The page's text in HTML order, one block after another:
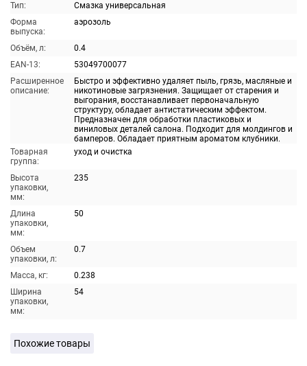
Тип:
Смазка универсальная
Форма
выпуска:
аэрозоль
Объём, л:
0.4
EAN-13:
53049700077
Расширенное
описание:
Быстро и эффективно удаляет пыль, грязь, масляные и
никотиновые загрязнения. Защищает от старения и
выгорания, восстанавливает первоначальную
структуру, обладает антистатическим эффектом.
Предназначен для обработки пластиковых и
виниловых деталей салона. Подходит для молдингов и
бамперов. Обладает приятным ароматом клубники.
Товарная
группа:
уход и очистка
Высота
упаковки,
мм:
235
Длина
упаковки,
мм:
50
Объем
упаковки, л:
0.7
Масса, кг:
0.238
Ширина
упаковки,
мм:
54
Похожие товары